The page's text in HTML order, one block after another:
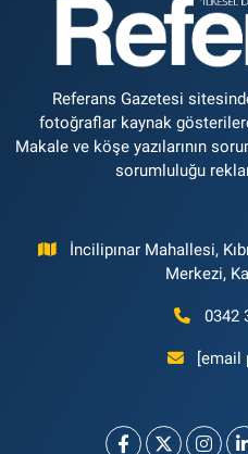
Referans Gazetesi
fotoğraflar kaynak
Makale ve köşe yazılarının
sorumluluğu
İncilipınar Mahallesi,
Merkezi,
0342
[email